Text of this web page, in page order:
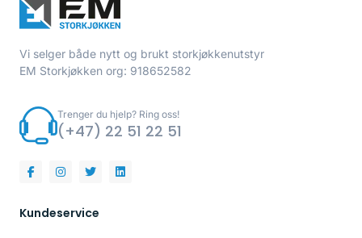
Vi selger både nytt og brukt storkjøkkenutstyr
EM Storkjøkken org: 918652582
Trenger du hjelp? Ring oss!
(+47) 22 51 22 51
Kundeservice